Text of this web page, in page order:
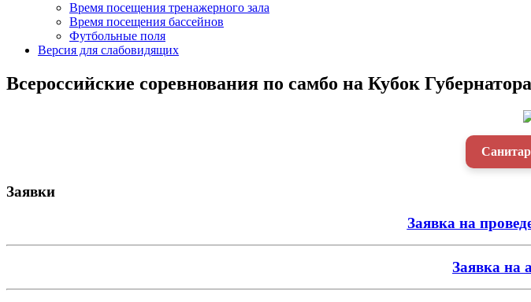
Время посещения тренажерного зала
Время посещения бассейнов
Футбольные поля
Версия для слабовидящих
Всероссийские соревнования по самбо на Кубок
Заявки
Заявка на
Заявка на